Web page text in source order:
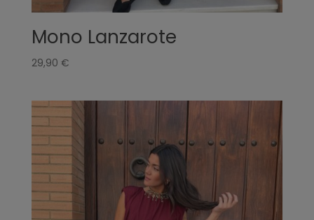
Mono Lanzarote
29,90 €